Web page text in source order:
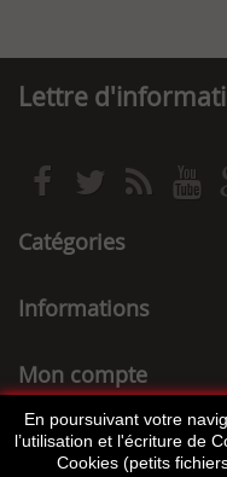
Lettre
Catégories
Informations
Mon compte
Informations sur
En poursuivant votre
l’utilisation et l'écriture de
Cookies (petits